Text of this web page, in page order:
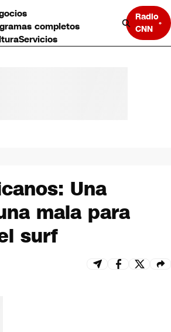
completos
Servicios
Radio
CNN
Una
mala para
surf